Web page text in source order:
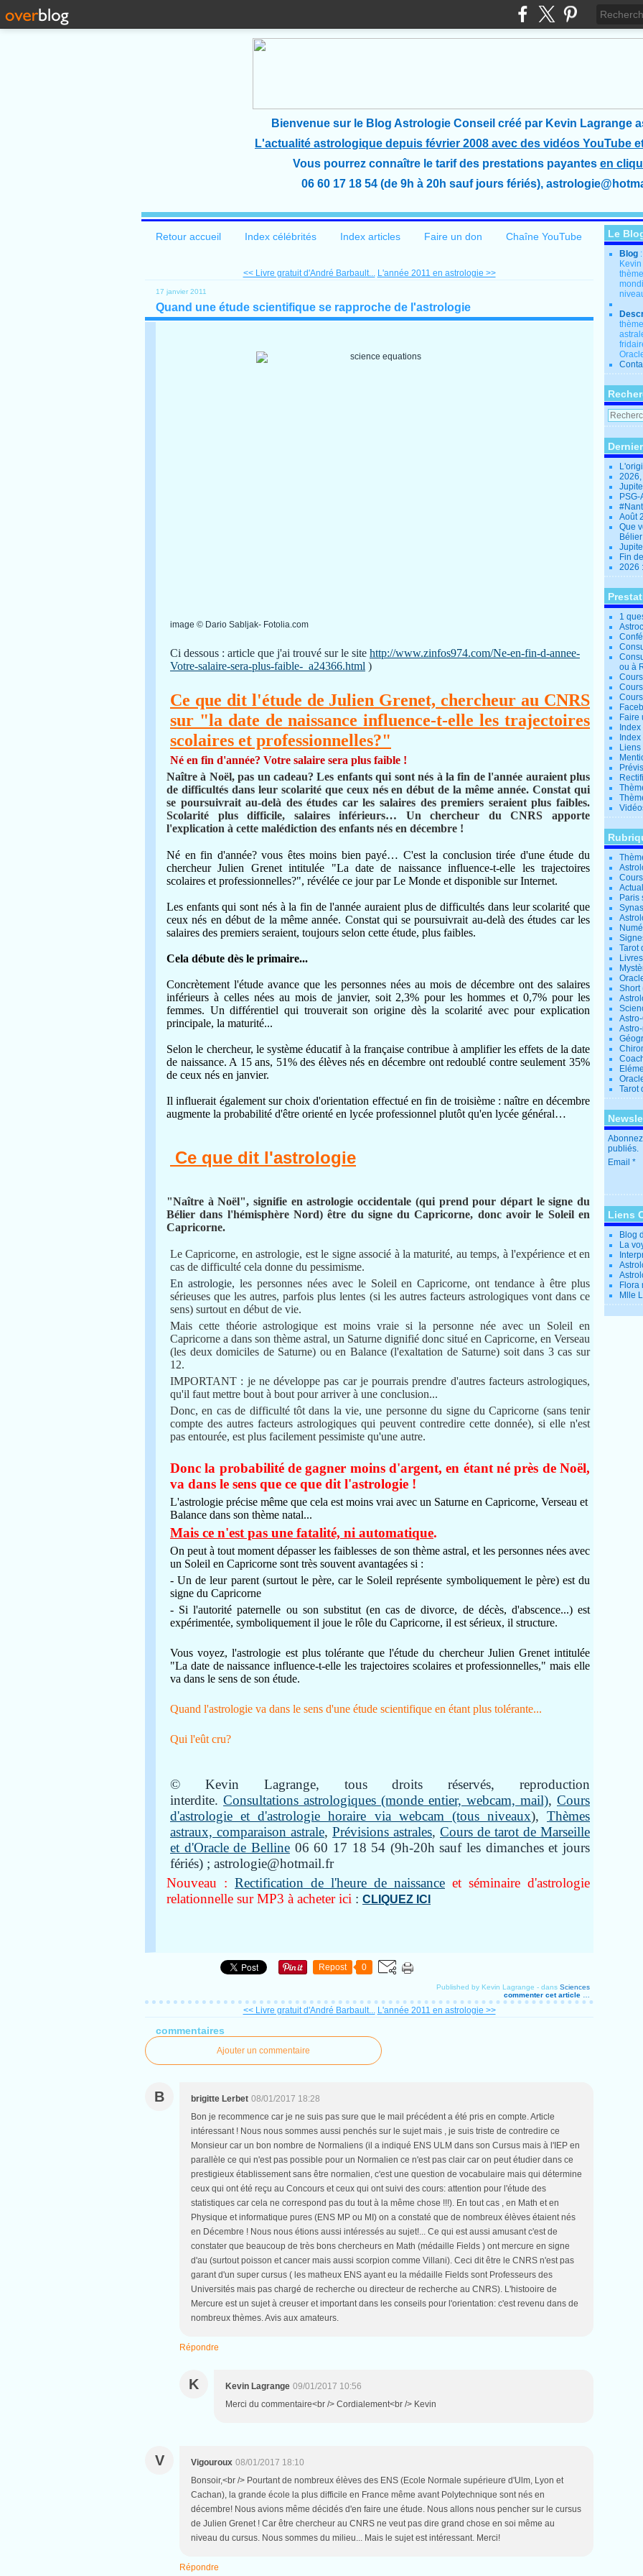
Bienvenue sur le Blog Astrologie Conseil créé par Kevin Lagrange
L'actualité astrologique depuis février 2008 avec des vidéos YouTube
Vous pourrez connaître le tarif des prestations payantes en
06 60 17 18 54 (de 9h à 20h sauf jours fériés),
Retour accueil Index célébrités Index articles Faire un don Chaîne YouTube
<< Livre gratuit d'André Barbault... L'année 2011 en astrologie >>
17 janvier 2011
Quand une étude scientifique se rapproche de l'astrologie
image © Dario Sabljak- Fotolia.com
Ci dessous : article que j'ai trouvé sur le site http://www.zinfos974.com/Ne-en-fin-d-annee-
Votre-salaire-sera-plus-faible-_a24366.html )
Ce que dit l'étude de Julien Grenet, chercheur au CNRS
sur "la date de naissance influence-t-elle les trajectoires
scolaires et professionnelles?"
Né en fin d'année? Votre salaire sera plus faible !
Naître à Noël, pas un cadeau? Les enfants qui sont nés à la fin de l'année auraient plus
de difficultés dans leur scolarité que ceux nés en début de la même année. Constat qui
se poursuivrait au-delà des études car les salaires des premiers seraient plus faibles.
Scolarité plus difficile, salaires inférieurs… Un chercheur du CNRS apporte
l'explication à cette malédiction des enfants nés en décembre !
Né en fin d'année? vous êtes moins bien payé… C'est la conclusion tirée d'une étude du
chercheur Julien Grenet intitulée "La date de naissance influence-t-elle les trajectoires
scolaires et professionnelles?", révélée ce jour par Le Monde et disponible sur Internet.
Les enfants qui sont nés à la fin de l'année auraient plus de difficultés dans leur scolarité que
ceux nés en début de la même année. Constat qui se poursuivrait au-delà des études car les
salaires des premiers seraient, toujours selon cette étude, plus faibles.
Cela débute dès le primaire...
Concrètement l'étude avance que les personnes nées au mois de décembre ont des salaires
inférieurs à celles nées au mois de janvier, soit 2,3% pour les hommes et 0,7% pour les
femmes. Un différentiel qui trouverait son origine dès la scolarité avec pour explication
principale, la maturité...
Selon le chercheur, le système éducatif à la française contribue à amplifier les effets de la date
de naissance. A 15 ans, 51% des élèves nés en décembre ont redoublé contre seulement 35%
de ceux nés en janvier.
Il influerait également sur choix d'orientation effectué en fin de troisième : naître en décembre
augmente la probabilité d'être orienté en lycée professionnel plutôt qu'en lycée général…
Ce que dit l'astrologie
"Naître à Noël", signifie en astrologie occidentale (qui prend pour départ le signe du
Bélier dans l'hémisphère Nord) être du signe du Capricorne, donc avoir le Soleil en
Capricorne.
Le Capricorne, en astrologie, est le signe associé à la maturité, au temps, à l'expérience et en
cas de difficulté cela donne du pessimisme.
En astrologie, les personnes nées avec le Soleil en Capricorne, ont tendance à être plus
sérieuses que les autres, parfois plus lentes (si les autres facteurs astrologiques vont dans ce
sens) surtout en début de vie.
Mais cette théorie astrologique est moins vraie si la personne née avec un Soleil en
Capricorne a dans son thème astral, un Saturne dignifié donc situé en Capricorne, en Verseau
(les deux domiciles de Saturne) ou en Balance (l'exaltation de Saturne) soit dans 3 cas sur
12.
IMPORTANT : je ne développe pas car je pourrais prendre d'autres facteurs astrologiques,
qu'il faut mettre bout à bout pour arriver à une conclusion...
Donc, en cas de difficulté tôt dans la vie, une personne du signe du Capricorne (sans tenir
compte des autres facteurs astrologiques qui peuvent contredire cette donnée), si elle n'est
pas entourée, est plus facilement pessimiste qu'une autre.
Donc la probabilité de gagner moins d'argent, en étant né près de Noël,
va dans le sens que ce que dit l'astrologie !
L'astrologie précise même que cela est moins vrai avec un Saturne en Capricorne, Verseau et
Balance dans son thème natal...
Mais ce n'est pas une fatalité, ni automatique.
On peut à tout moment dépasser les faiblesses de son thème astral, et les personnes nées avec
un Soleil en Capricorne sont très souvent avantagées si :
- Un de leur parent (surtout le père, car le Soleil représente symboliquement le père) est du
signe du Capricorne
- Si l'autorité paternelle ou son substitut (en cas de divorce, de décès, d'abscence...) est
expérimentée, symboliquement il joue le rôle du Capricorne, il est sérieux, il structure.
Vous voyez, l'astrologie est plus tolérante que l'étude du chercheur Julien Grenet intitulée
"La date de naissance influence-t-elle les trajectoires scolaires et professionnelles," mais elle
va dans le sens de son étude.
Quand l'astrologie va dans le sens d'une étude scientifique en étant plus tolérante...
Qui l'eût cru?
© Kevin Lagrange, tous droits réservés, reproduction
interdite. Consultations astrologiques (monde entier, webcam, mail), Cours
d'astrologie et d'astrologie horaire via webcam (tous niveaux), Thèmes
astraux, comparaison astrale, Prévisions astrales, Cours de tarot de Marseille
et d'Oracle de Belline06 60 17 18 54 (9h-20h sauf les dimanches et jours
fériés) ; astrologie@hotmail.fr
Nouveau : Rectification de l'heure de naissance et séminaire d'astrologie
relationnelle sur MP3 à acheter ici : CLIQUEZ ICI
Repost 0
Published by Kevin Lagrange - dans Sciences
commenter cet article
<< Livre gratuit d'André Barbault... L'année 2011 en astrologie >>
commentaires
Ajouter un commentaire
B brigitte Lerbet 08/01/2017 18:28
Bon je recommence car je ne suis pas sure que le mail précédent a été pris en compte. Article
intéressant ! Nous nous sommes aussi penchés sur le sujet mais , je suis triste de contredire ce
Monsieur car un bon nombre de Normaliens (il a indiqué ENS ULM dans son Cursus mais à l'IEP en
parallèle ce qui n'est pas possible pour un Normalien ce n'est pas clair car on peut étudier dans ce
prestigieux établissement sans être normalien, c'est une question de vocabulaire mais qui détermine
ceux qui ont été reçu au Concours et ceux qui ont suivi des cours: attention pour l'étude des
statistiques car cela ne correspond pas du tout à la même chose !!!). En tout cas , en Math et en
Physique et informatique pures (ENS MP ou MI) on a constaté que de nombreux élèves étaient nés
en Décembre ! Nous nous étions aussi intéressés au sujet!... Ce qui est aussi amusant c'est de
constater que beaucoup de très bons chercheurs en Math (médaille Fields ) ont mercure en signe
d'au (surtout poisson et cancer mais aussi scorpion comme Villani). Ceci dit être le CNRS n'est pas
garant d'un super cursus ( les matheux ENS ayant eu la médaille Fields sont Professeurs des
Universités mais pas chargé de recherche ou directeur de recherche au CNRS). L'histooire de
Mercure est un sujet à creuser et important dans les conseils pour l'orientation: c'est revenu dans de
nombreux thèmes. Avis aux amateurs.
Répondre
K Kevin Lagrange 09/01/2017 10:56
Merci du commentaire<br /> Cordialement<br /> Kevin
V Vigouroux 08/01/2017 18:10
Bonsoir,<br /> Pourtant de nombreux élèves des ENS (Ecole Normale supérieure d'Ulm, Lyon et
Cachan), la grande école la plus difficile en France même avant Polytechnique sont nés en
décembre! Nous avions même décidés d'en faire une étude. Nous allons nous pencher sur le cursus
de Julien Grenet ! Car être chercheur au CNRS ne veut pas dire grand chose en soi même au
niveau du cursus. Nous sommes du milieu... Mais le sujet est intéressant. Merci!
Répondre
Le
Blog
Août
Que
Fin
2026
1
ou à
Faire
Liens
Paris
Tarot
Short
Tarot
publiés.
Email
Liens
Blog
La
Flora
Mlle